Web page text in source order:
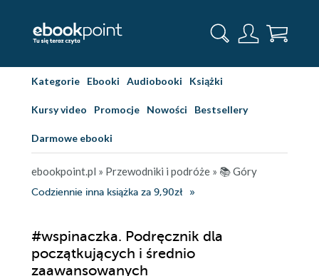
Kategorie Ebooki Audiobooki Książki
Kursy video Promocje Nowości Bestsellery
Darmowe ebooki
ebookpoint.pl » Przewodniki i podróże » 📚 Góry
Codziennie inna książka za 9,90zł
#wspinaczka. Podręcznik dla
początkujących i średnio
zaawansowanych